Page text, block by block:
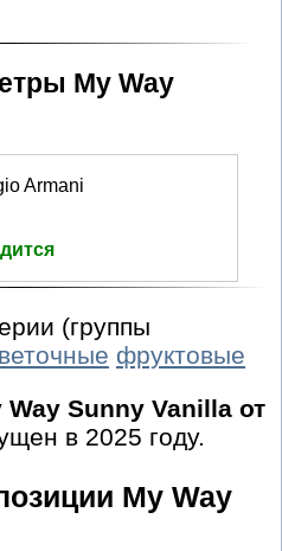
My Way
Armani
(группы
фруктовые
Way Sunny Vanilla от
в 2025 году.
My Way